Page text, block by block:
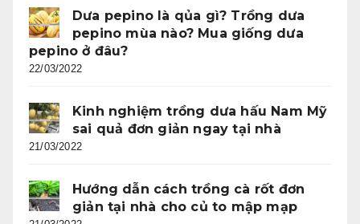
Dưa pepino là qủa gì? Trồng dưa
pepino mùa nào? Mua giống dưa
pepino ở đâu?
22/03/2022
Kinh nghiệm trồng dưa hấu Nam Mỹ
sai quả đơn giản ngay tại nhà
21/03/2022
Hướng dẫn cách trồng cà rốt đơn
giản tại nhà cho củ to mập mạp